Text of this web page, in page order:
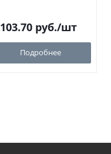
103.70 руб./шт
Подробнее